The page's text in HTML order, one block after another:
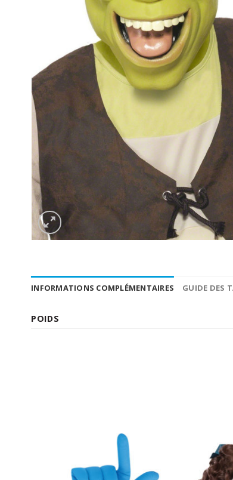
INFORMATIONS COMPLÉMENTAIRES GUIDE DES
POIDS